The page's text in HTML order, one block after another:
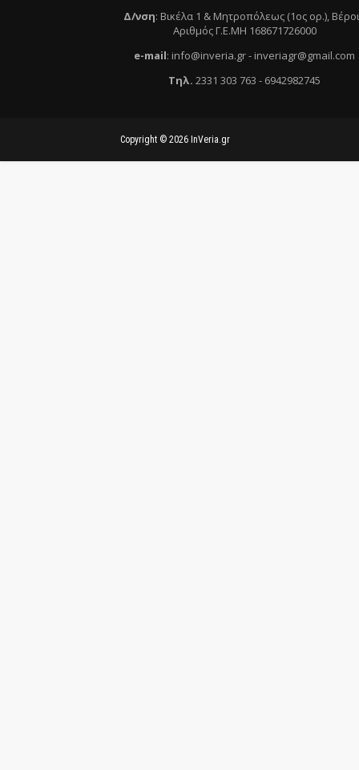
Δ/νση: Βικέλα 1 & Μητροπόλεως (1ος ορ.),
Αριθμός Γ.Ε.ΜΗ 168671726000
e-mail: info@inveria.gr- inveriagr@gmail.com
Τηλ. 2331 303 763 - 6942982745
Copyright © 2026 InVeria.gr